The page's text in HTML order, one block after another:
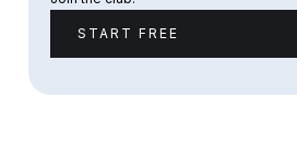
START FREE